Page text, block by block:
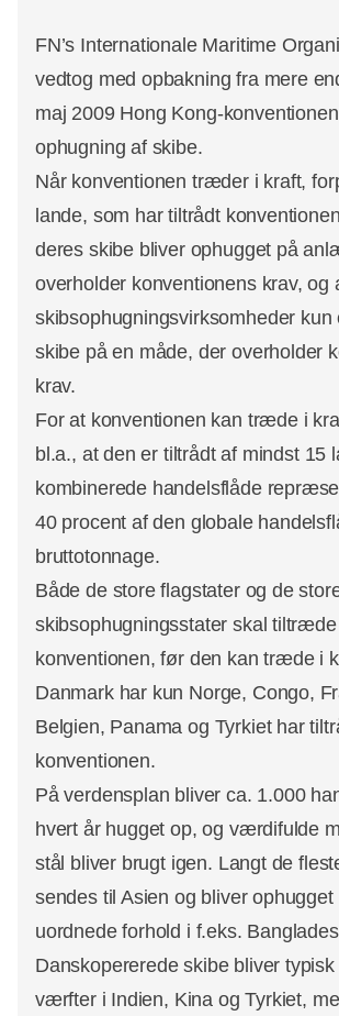
FN’s Internationale Maritime
vedtog med opbakning fra mere
maj 2009 Hong Kong-
ophugning af skibe.
Når konventionen træder i kraft,
lande, som har tiltrådt
deres skibe bliver ophugget på
overholder konventionens krav, og
skibsophugningsvirksomheder kun
skibe på en måde, der overholder
krav.
For at konventionen kan træde i
bl.a., at den er tiltrådt af mindst 15
kombinerede handelsflåde
40 procent af den globale
bruttotonnage.
Både de store flagstater og de
skibsophugningsstater skal tiltræde
konventionen, før den kan træde i
Danmark har kun Norge, Congo,
Belgien, Panama og Tyrkiet har
konventionen.
På verdensplan bliver ca. 1.000
hvert år hugget op, og værdifulde
stål bliver brugt igen. Langt de
sendes til Asien og bliver ophugget
uordnede forhold i f.eks.
Danskopererede skibe bliver
værfter i Indien, Kina og Tyrkiet,